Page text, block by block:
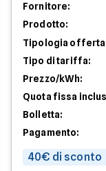
Fornitore:
Prodotto:
Tipologia
Tipo di tariffa:
Prezzo/kWh:
Quota fissa
Bolletta:
Pagamento:
40€ di sconto